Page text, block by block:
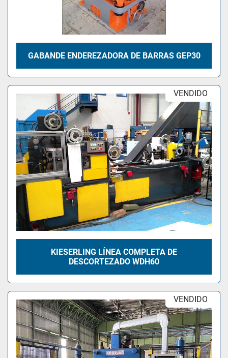
GABANDE ENDEREZADORA DE BARRAS GEP30
VENDIDO
KIESERLING LÍNEA COMPLETA DE
DESCORTEZADO WDH60
VENDIDO